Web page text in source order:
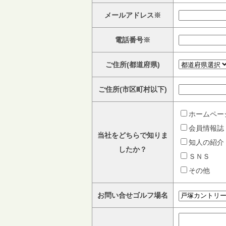
メールアドレス※
電話番号※
ご住所(都道府県)
ご住所(市区町村以下)
当社をどちらで知りま
したか？
ホームペー
会員情報誌
知人の紹介
ＳＮＳ
その他
お問い合せゴルフ場名